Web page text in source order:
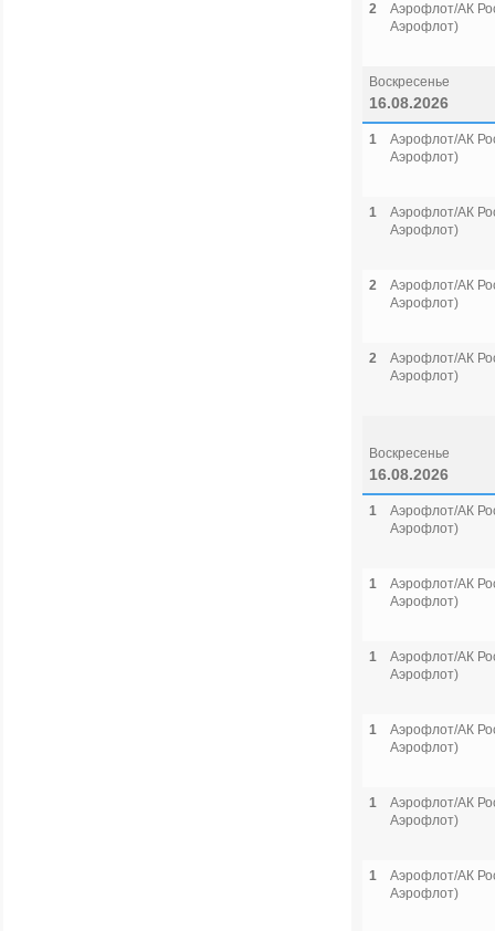
2
Аэрофлот/АК
Аэрофлот)
Воскресенье
16.08.2026
1
Аэрофлот/АК
Аэрофлот)
1
Аэрофлот/АК
Аэрофлот)
2
Аэрофлот/АК
Аэрофлот)
2
Аэрофлот/АК
Аэрофлот)
Воскресенье
16.08.2026
1
Аэрофлот/АК
Аэрофлот)
1
Аэрофлот/АК
Аэрофлот)
1
Аэрофлот/АК
Аэрофлот)
1
Аэрофлот/АК
Аэрофлот)
1
Аэрофлот/АК
Аэрофлот)
1
Аэрофлот/АК
Аэрофлот)